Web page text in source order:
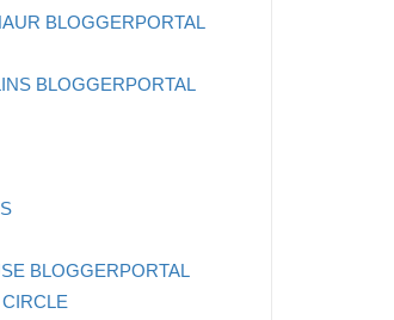
BLOGGERPORTAL
BLOGGERPORTAL
BLOGGERPORTAL